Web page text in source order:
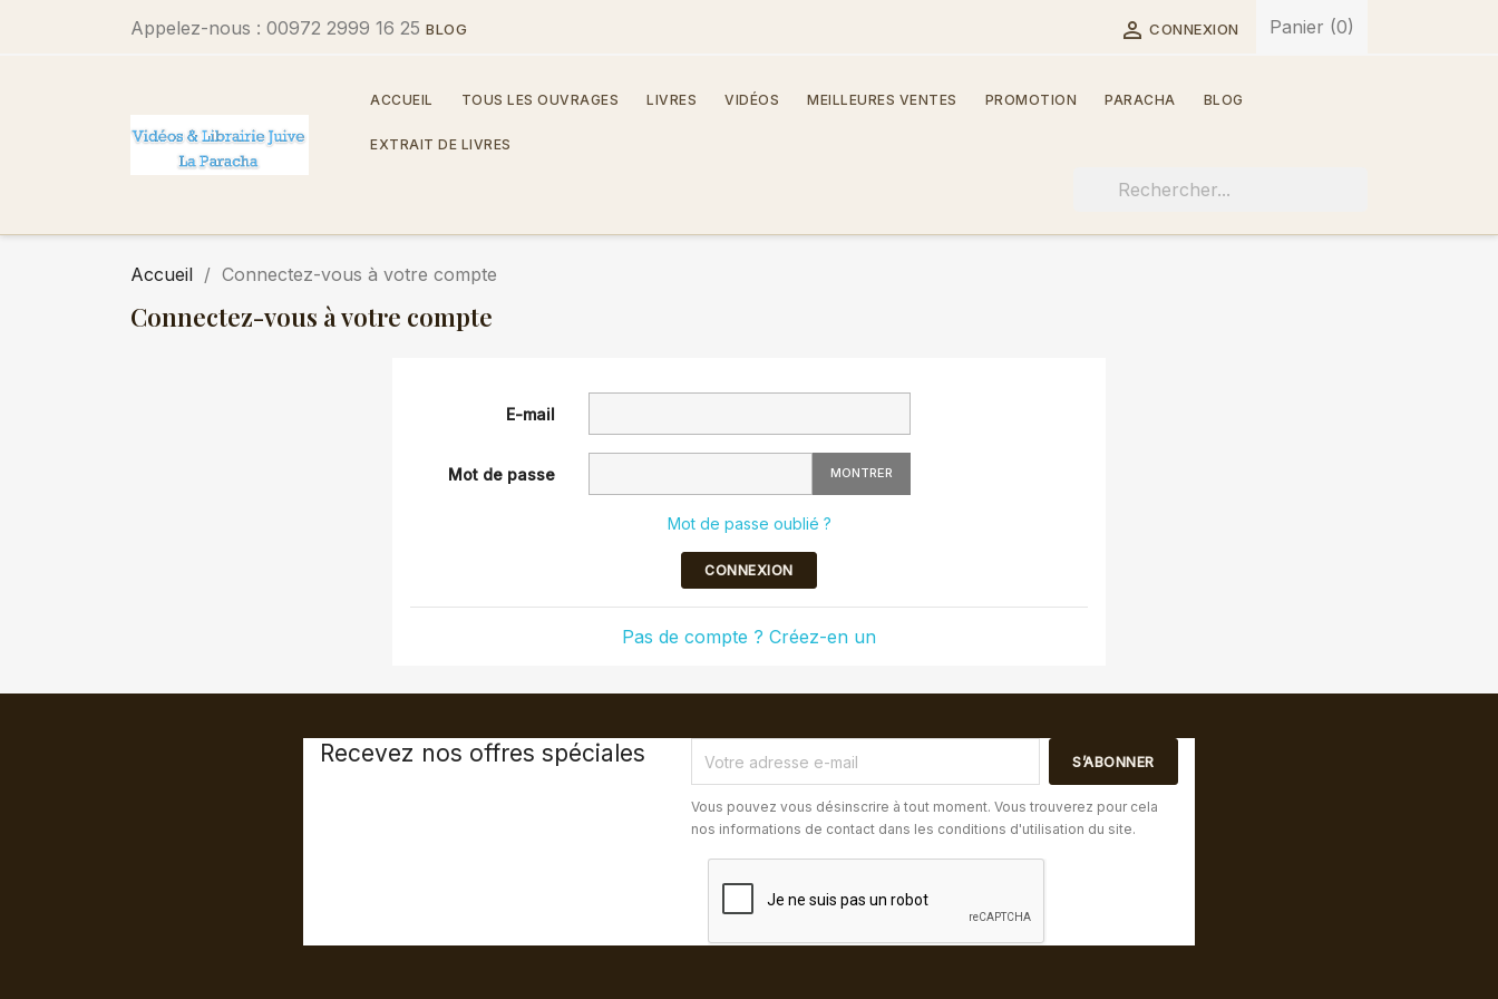
Appelez-nous : 00972 2999 16 25 BLOG  CONNEXION Panier (0)
ACCUEIL TOUS LES OUVRAGES LIVRES VIDÉOS MEILLEURES VENTES PROMOTION PARACHA BLOG
EXTRAIT DE LIVRES
Accueil Connectez-vous à votre compte
Connectez-vous à votre compte
E-mail
Mot de passe MONTRER
Mot de passe oublié ?
CONNEXION
Pas de compte ? Créez-en un
Recevez nos offres spéciales
Vous pouvez vous désinscrire à tout moment. Vous trouverez pour cela
nos informations de contact dans les conditions d'utilisation du site.